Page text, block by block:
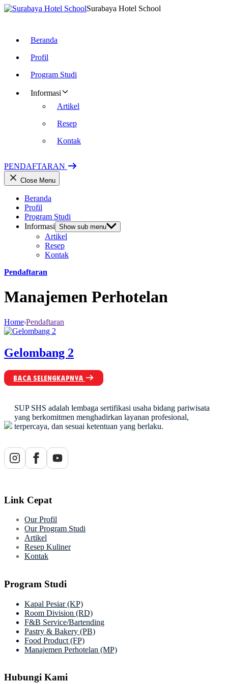
Surabaya Hotel School
Beranda
Profil
Program Studi
Informasi
Artikel
Resep
Kontak
PENDAFTARAN
Close Menu
Beranda
Profil
Program Studi
Informasi Show sub menu
Artikel
Resep
Kontak
Pendaftaran
Manajemen Perhotelan
Home Pendaftaran
Gelombang 2
BACA SELENGKAPNYA
SUP SHS adalah lembaga sertifikasi usaha bidang pariwisata
yang berkomitmen menghadirkan layanan profesional,
terpercaya, dan sesuai ketentuan yang berlaku.
Link Cepat
Our Profil
Our Program Studi
Artikel
Resep Kuliner
Kontak
Program Studi
Kapal Pesiar (KP)
Room Division (RD)
F&B Service/Bartending
Pastry & Bakery (PB)
Food Product (FP)
Manajemen Perhotelan (MP)
Hubungi Kami